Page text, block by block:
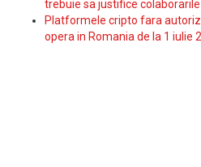
trebuie sa justifice
Platformele cripto fara
opera in Romania de la 1 iulie